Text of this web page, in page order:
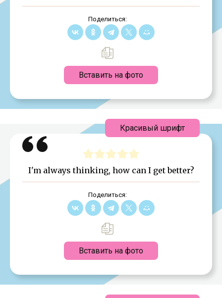
Поделиться:
Вставить на фото
I'm always thinking, how can I get better?
Поделиться:
Вставить на фото
Красивый шрифт